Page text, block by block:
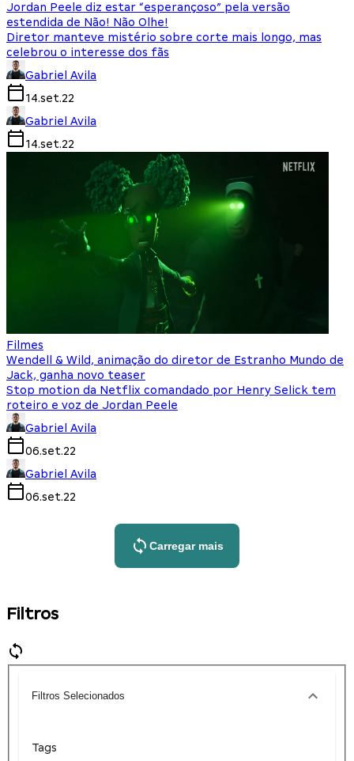
Jordan Peele diz estar “esperançoso” pela versão
estendida de Não! Não Olhe!
Diretor manteve mistério sobre corte mais longo, mas
celebrou o interesse dos fãs
Gabriel Avila
14.set.22
Gabriel Avila
14.set.22
Filmes
Wendell & Wild, animação do diretor de Estranho Mundo de
Jack, ganha novo teaser
Stop motion da Netflix comandado por Henry Selick tem
roteiro e voz de Jordan Peele
Gabriel Avila
06.set.22
Gabriel Avila
06.set.22
Carregar mais
Filtros
Filtros Selecionados
Tags